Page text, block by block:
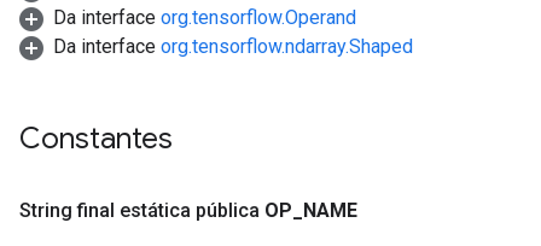
Da interface org.tensorflow.Operand
Da interface org.tensorflow.ndarray.Shaped
Constantes
String final estática pública OP NAME